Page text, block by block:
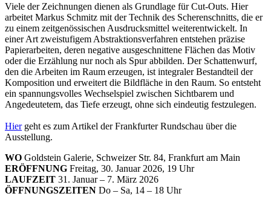
Viele der Zeichnungen dienen als Grundlage für Cut-Outs. Hier
arbeitet Markus Schmitz mit der Technik des Scherenschnitts, die er
zu einem zeitgenössischen Ausdrucksmittel weiterentwickelt. In
einer Art zweistufigem Abstraktionsverfahren entstehen präzise
Papierarbeiten, deren negative ausgeschnittene Flächen das Motiv
oder die Erzählung nur noch als Spur abbilden. Der Schattenwurf,
den die Arbeiten im Raum erzeugen, ist integraler Bestandteil der
Komposition und erweitert die Bildfläche in den Raum. So entsteht
ein spannungsvolles Wechselspiel zwischen Sichtbarem und
Angedeutetem, das Tiefe erzeugt, ohne sich eindeutig festzulegen.
Hiergeht es zum Artikel der Frankfurter Rundschau über die
Ausstellung.
WO Goldstein Galerie, Schweizer Str. 84, Frankfurt am Main
ERÖFFNUNG Freitag, 30. Januar 2026, 19 Uhr
LAUFZEIT 31. Januar – 7. März 2026
ÖFFNUNGSZEITEN Do – Sa, 14 – 18 Uhr